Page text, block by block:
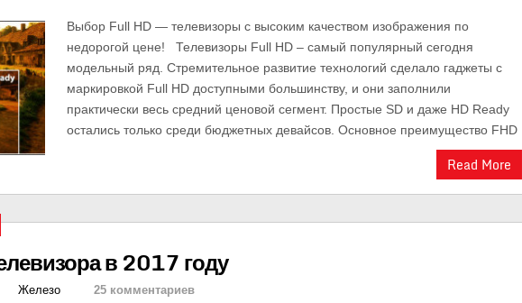
Выбор Full HD — телевизоры с высоким качеством изображения по
недорогой цене! Телевизоры Full HD – самый популярный сегодня
модельный ряд. Стремительное развитие технологий сделало гаджеты с
маркировкой Full HD доступными большинству, и они заполнили
практически весь средний ценовой сегмент. Простые SD и даже HD Ready
остались только среди бюджетных девайсов. Основное преимущество FHD
Read More
в 2017 году
Железо 25 комментариев